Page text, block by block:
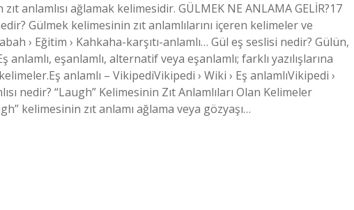
anlamlısı ağlamak kelimesidir. GÜLMEK NE ANLAMA GELİR?17
Gülmek kelimesinin zıt anlamlılarını içeren kelimeler ve
› Eğitim › Kahkaha-karşıtı-anlamlı… Gül eş seslisi nedir? Gülün,
eşanlamlı, alternatif veya eşanlamlı; farklı yazılışlarına
anlamlı – VikipediVikipedi › Wiki › Eş anlamlıVikipedi ›
nedir? “Laugh” Kelimesinin Zıt Anlamlıları Olan Kelimeler
kelimesinin zıt anlamı ağlama veya gözyaşı…